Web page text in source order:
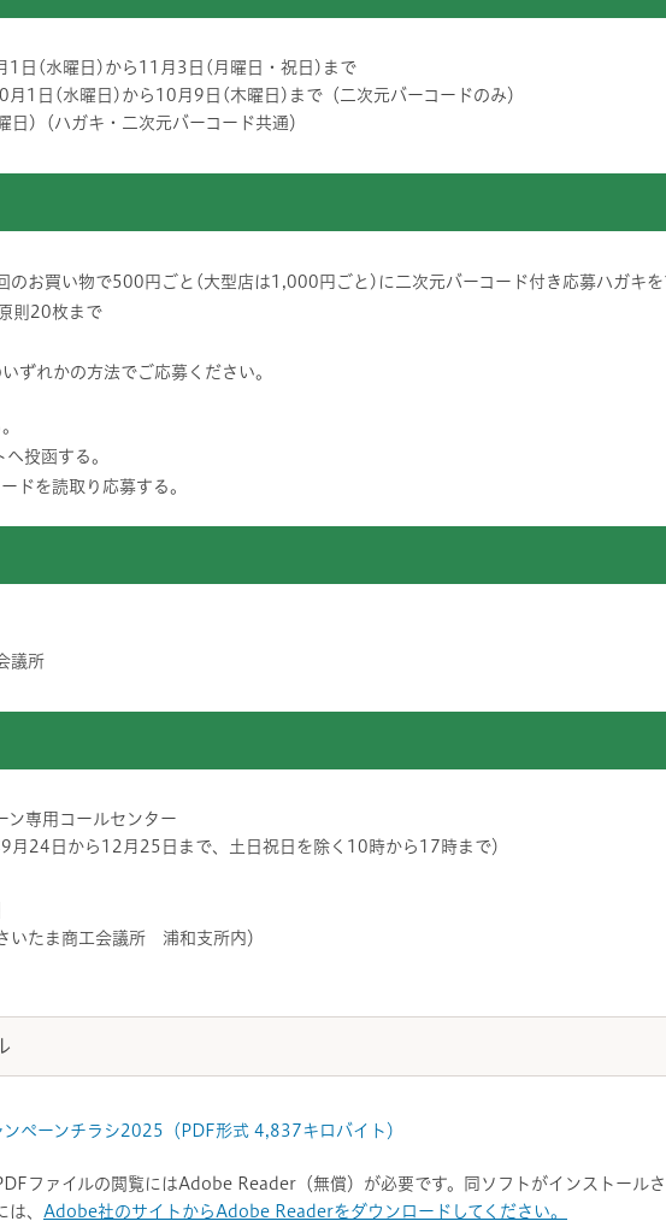
1日(水曜日)から11月3日(月曜日・祝日)まで
月1日(水曜日)から10月9日(木曜日)まで（二次元バーコードのみ）
)（ハガキ・二次元バーコード共通）
のお買い物で500円ごと(大型店は1,000円ごと)に二次元バーコード付き応募ハガキを
則20枚まで
ずれかの方法でご応募ください。
投函する。
ドを読取り応募する。
議所
ン専用コールセンター
24日から12月25日まで、土日祝日を除く10時から17時まで）
いたま商工会議所 浦和支所内）
ペーンチラシ2025（PDF形式 4,837キロバイト）
ファイルの閲覧にはAdobe Reader（無償）が必要です。同ソフトがインストール
は、 Adobe社のサイトからAdobe Readerをダウンロードしてください。